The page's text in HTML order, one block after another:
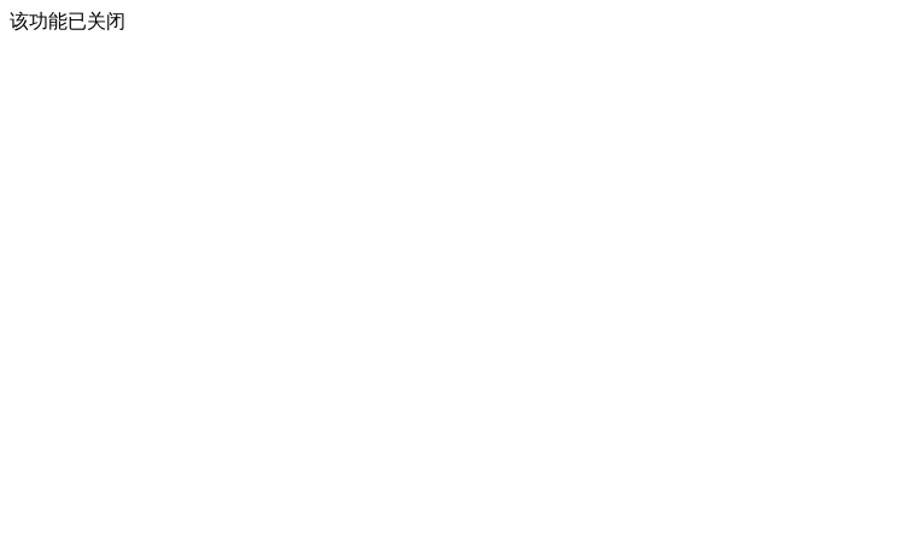
该功能已关闭